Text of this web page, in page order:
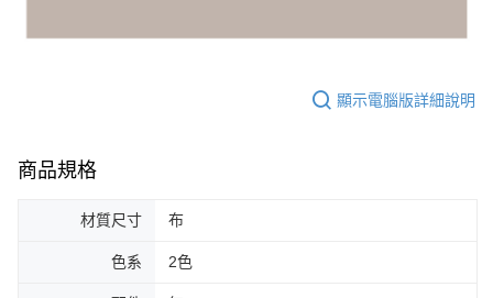
顯示電腦版詳細說明
商品規格
材質尺寸 布
色系 2色